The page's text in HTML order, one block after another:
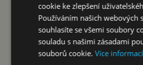
KOUPIT ZA 12 590
cookie ke zlepšení
Používáním našich webových
souhlasíte se všemi soubory
souladu s našimi zásadami
souborů cookie.Více informací